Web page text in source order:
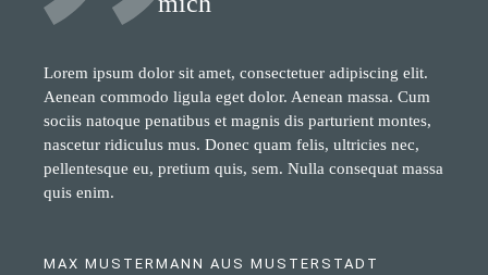
Lorem ipsum dolor sit amet, consectetuer adipiscing elit.
Aenean commodo ligula eget dolor. Aenean massa. Cum
sociis natoque penatibus et magnis dis parturient montes,
nascetur ridiculus mus. Donec quam felis, ultricies nec,
pellentesque eu, pretium quis, sem. Nulla consequat massa
quis enim.
MAX MUSTERMANN AUS MUSTERSTADT